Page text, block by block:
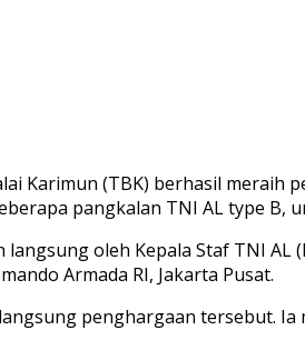
Karimun (TBK) berhasil meraih
pangkalan TNI AL type
oleh Kepala Staf TNI AL
Armada RI, Jakarta Pusat.
penghargaan tersebut.